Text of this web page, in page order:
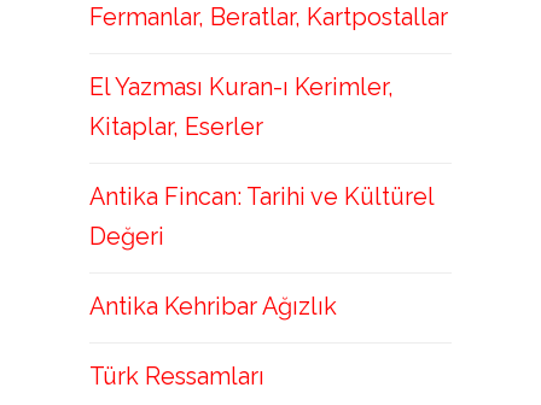
Fermanlar, Beratlar, Kartpostallar
El Yazması Kuran-ı Kerimler,
Kitaplar, Eserler
Antika Fincan: Tarihi ve Kültürel
Değeri
Antika Kehribar Ağızlık
Türk Ressamları